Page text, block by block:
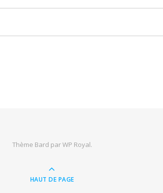
Thème Bard parWP Royal.
HAUT DE PAGE